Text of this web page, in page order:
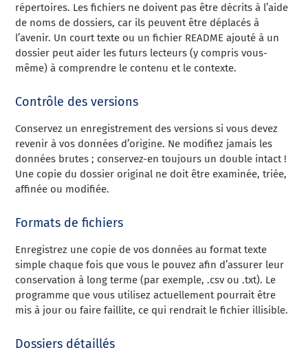
répertoires. Les fichiers ne doivent pas être décrits à l’aide
de noms de dossiers, car ils peuvent être déplacés à
l’avenir. Un court texte ou un fichier README ajouté à un
dossier peut aider les futurs lecteurs (y compris vous-
même) à comprendre le contenu et le contexte.
Contrôle des versions
Conservez un enregistrement des versions si vous devez
revenir à vos données d’origine. Ne modifiez jamais les
données brutes ; conservez-en toujours un double intact !
Une copie du dossier original ne doit être examinée, triée,
affinée ou modifiée.
Formats de fichiers
Enregistrez une copie de vos données au format texte
simple chaque fois que vous le pouvez afin d’assurer leur
conservation à long terme (par exemple, .csv ou .txt). Le
programme que vous utilisez actuellement pourrait être
mis à jour ou faire faillite, ce qui rendrait le fichier illisible.
Dossiers détaillés